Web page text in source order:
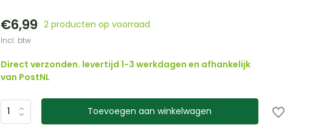
€6,99 2 producten op voorraad
Incl. btw
Direct verzonden. levertijd 1-3 werkdagen en afhankelijk
van PostNL
Toevoegen aan winkelwagen